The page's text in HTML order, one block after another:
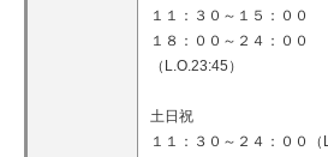
１１：３０～１５：００
１８：００～２４：００
（L.O.23:45）
土日祝
１１：３０～２４：００（